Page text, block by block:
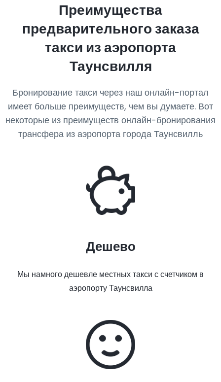
Преимущества
предварительного заказа
такси из аэропорта
Таунсвилля
Бронирование такси через наш онлайн-портал
имеет больше преимуществ, чем вы думаете. Вот
некоторые из преимуществ онлайн-бронирования
трансфера из аэропорта города Таунсвилль
Дешево
Мы намного дешевле местных такси с счетчиком в
аэропорту Таунсвилла